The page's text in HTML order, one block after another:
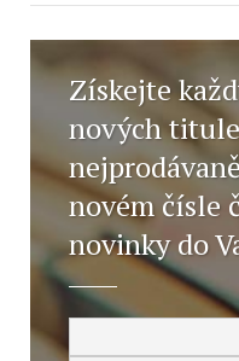
Získejte
nových
novém čísle
novinky do